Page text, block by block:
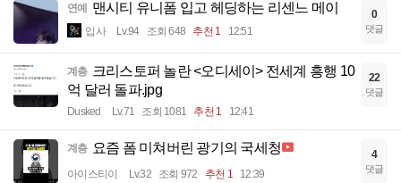
연예 맨시티 유니폼 입고 헤딩하는 리센느 메이
입사 Lv.94 조회 648 추천 1 12:51
0
댓글
계층 크리스토퍼 놀란 <오디세이> 전세계 흥행 10
억 달러 돌파.jpg
Dusked Lv.71 조회 1081 추천 1 12:41
22
댓글
계층 요즘 폼 미쳐버린 광기의 국세청
아이스티이 Lv.32 조회 972 추천 1 12:39
4
댓글